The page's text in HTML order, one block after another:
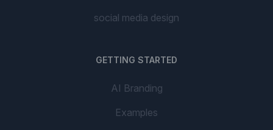
social media design
GETTING STARTED
AI Branding
Examples